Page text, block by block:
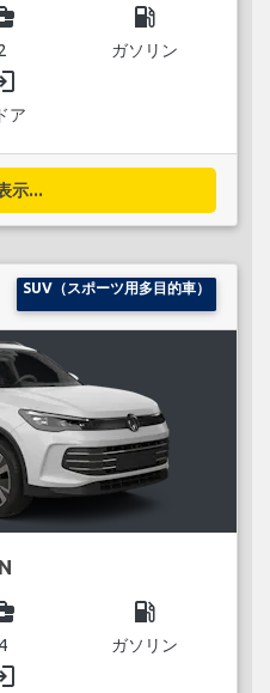
2
local_gas_station
ガソリン
ア
示...
SUV（スポーツ用多目的車）
4
local_gas_station
ガソリン